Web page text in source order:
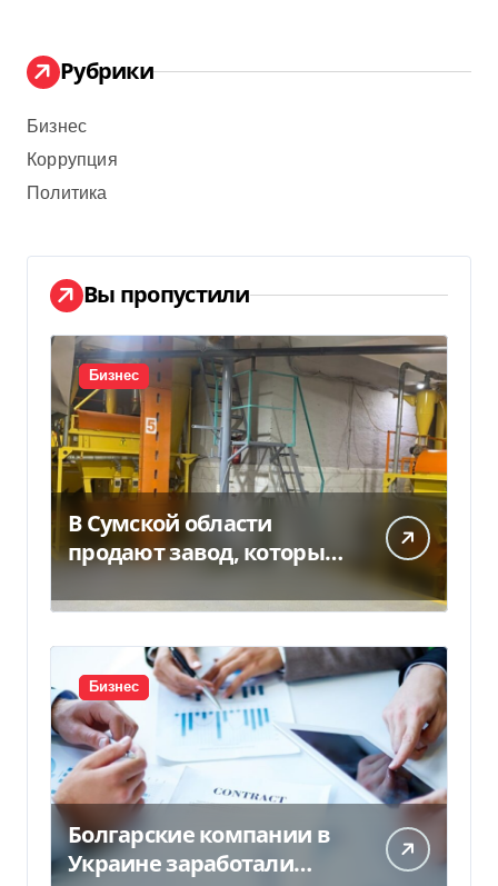
Рубрики
Бизнес
Коррупция
Политика
Вы пропустили
Бизнес
В Сумской области
продают завод, который
продает 90% товаров за
границу
Бизнес
Болгарские компании в
Украине заработали